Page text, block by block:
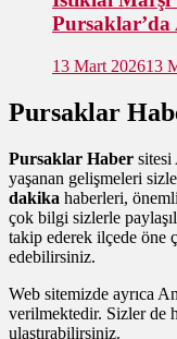
Pursaklar’da
13 Mart 202613
Pursaklar
Pursaklar Haber sitesi
yaşanan gelişmeleri
dakika haberleri,
çok bilgi sizlerle
takip ederek ilçede öne
edebilirsiniz.
Web sitemizde ayrıca
verilmektedir. Sizler de
ulaştırabilirsiniz.